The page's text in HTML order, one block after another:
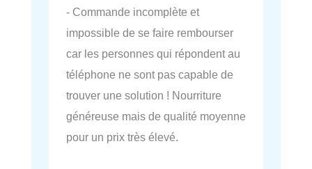
- Commande incomplète et
impossible de se faire rembourser
car les personnes qui répondent au
téléphone ne sont pas capable de
trouver une solution ! Nourriture
généreuse mais de qualité moyenne
pour un prix très élevé.